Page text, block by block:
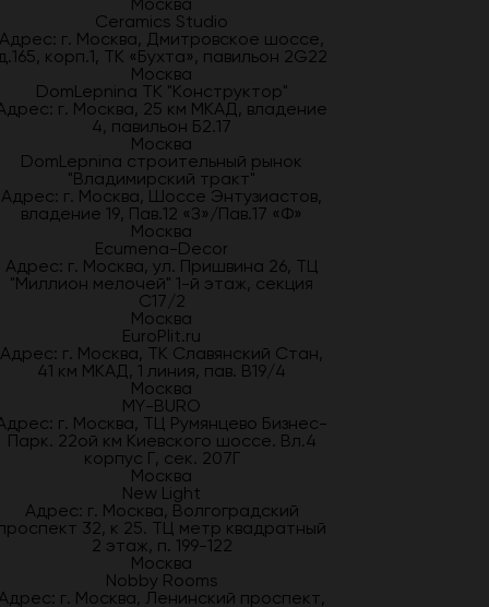
Ceramics Studio
Адрес: г. Москва, Дмитровское шоссе,
корп.1, ТК «Бухта», павильон 2G22
Москва
DomLepnina ТК "Конструктор"
г. Москва, 25 км МКАД, владение
4, павильон Б2.17
Москва
DomLepnina строительный рынок
"Владимирский тракт"
Адрес: г. Москва, Шоссе Энтузиастов,
владение 19, Пав.12 «З»/Пав.17 «Ф»
Москва
Ecumena-Decor
Адрес: г. Москва, ул. Пришвина 26, ТЦ
"Миллион мелочей" 1-й этаж, секция
С17/2
Москва
EuroPlit.ru
Адрес: г. Москва, ТК Славянский Стан,
41 км МКАД, 1 линия, пав. В19/4
Москва
MY-BURO
г. Москва, ТЦ Румянцево Бизнес-
Парк. 22ой км Киевского шоссе. Вл.4
корпус Г, сек. 207Г
Москва
New Light
Адрес: г. Москва, Волгоградский
32, к 25. ТЦ метр квадратный
2 этаж, п. 199-122
Москва
Nobby Rooms
г. Москва, Ленинский проспект,